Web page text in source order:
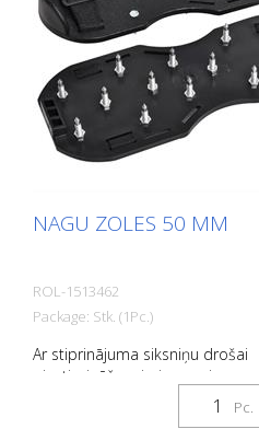
NAGU ZOLES 50 MM
ROL-1513462
Package: Stk. (1Pc.)
Ar stiprinājuma siksniņu drošai
piestiprināšanai pie apaviem.
Pc.